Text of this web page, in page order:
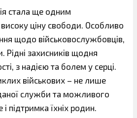
стала ще одним
ціну свободи. Особливо
щодо військовослужбовців,
Рідні захисників щодня
з надією та болем у серці.
військових – не лише
служби та можливого
підтримка їхніх родин.